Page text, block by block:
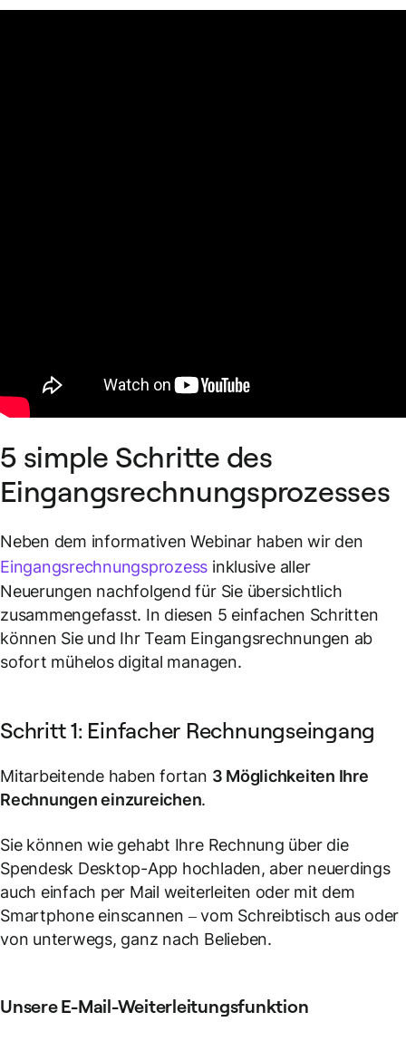
5 simple Schritte des
Eingangsrechnungsprozesses
Neben dem informativen Webinar haben wir den
Eingangsrechnungsprozess inklusive aller
Neuerungen nachfolgend für Sie übersichtlich
zusammengefasst. In diesen 5 einfachen Schritten
können Sie und Ihr Team Eingangsrechnungen ab
sofort mühelos digital managen.
Schritt 1: Einfacher Rechnungseingang
Mitarbeitende haben fortan 3 Möglichkeiten Ihre
Rechnungen einzureichen.
Sie können wie gehabt Ihre Rechnung über die
Spendesk Desktop-App hochladen, aber neuerdings
auch einfach per Mail weiterleiten oder mit dem
Smartphone einscannen – vom Schreibtisch aus oder
von unterwegs, ganz nach Belieben.
Unsere E-Mail-Weiterleitungsfunktion